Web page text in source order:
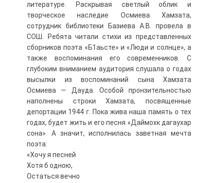
литературе. Раскрывая светлый облик и
творческое наследие Осмиева Хамзата,
сотрудник библиотеки Базиева А.В. провела в
СОШ. Ребята читали стихи из представленных
сборников поэта «Б1аьсте» и «Люди и солнце», а
также воспоминания его современников. С
глубоким вниманием аудитория слушала о годах
высылки из воспоминаний сына Хамзата
Осмиева — Дауда. Особой пронзительностью
наполнены строки Хамзата, посвященные
депортации 1944 г. Пока жива наша память о тех
годах, будет жить и его песня «Даймохк дагаухар
сона». А значит, исполнилась заветная мечта
поэта:
«Хочу я песней
Хотя б одною,
Остаться вечно